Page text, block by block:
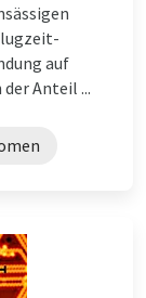
auf
Anteil ...